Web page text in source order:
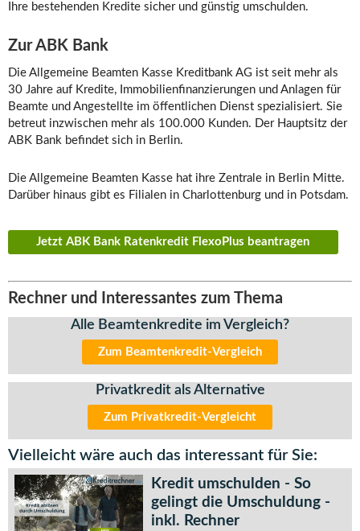
Ihre bestehenden Kredite sicher und günstig umschulden.
Zur ABK Bank
Die Allgemeine Beamten Kasse Kreditbank AG ist seit mehr als
30 Jahre auf Kredite, Immobilienfinanzierungen und Anlagen für
Beamte und Angestellte im öffentlichen Dienst spezialisiert. Sie
betreut inzwischen mehr als 100.000 Kunden. Der Hauptsitz der
ABK Bank befindet sich in Berlin.
Die Allgemeine Beamten Kasse hat ihre Zentrale in Berlin Mitte.
Darüber hinaus gibt es Filialen in Charlottenburg und in Potsdam.
Jetzt ABK Bank Ratenkredit FlexoPlus beantragen
Rechner und Interessantes zum Thema
Alle Beamtenkredite im Vergleich?
Zum Beamtenkredit-Vergleich
Privatkredit als Alternative
Zum Privatkredit-Vergleicht
Vielleicht wäre auch das interessant für Sie:
Kredit umschulden - So
gelingt die Umschuldung -
inkl. Rechner